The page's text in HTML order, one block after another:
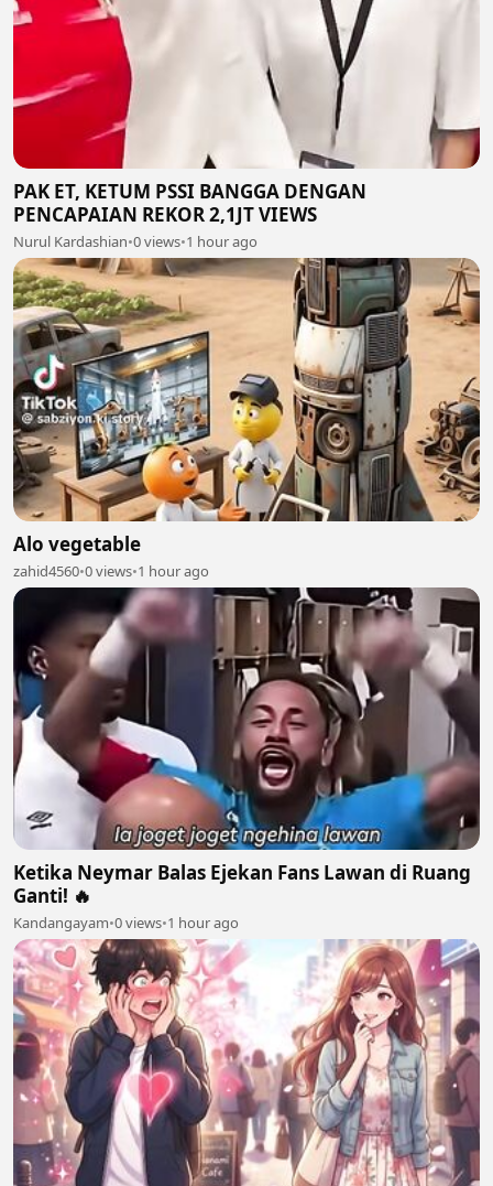
PAK ET, KETUM PSSI BANGGA DENGAN
PENCAPAIAN REKOR 2,1JT VIEWS
Nurul Kardashian•0 views•1 hour ago
Alo vegetable
zahid4560•0 views•1 hour ago
Ketika Neymar Balas Ejekan Fans Lawan di Ruang
Ganti! 🔥
Kandangayam•0 views•1 hour ago